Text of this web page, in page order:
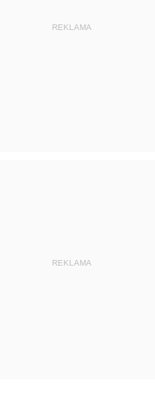
REKLAMA
REKLAMA